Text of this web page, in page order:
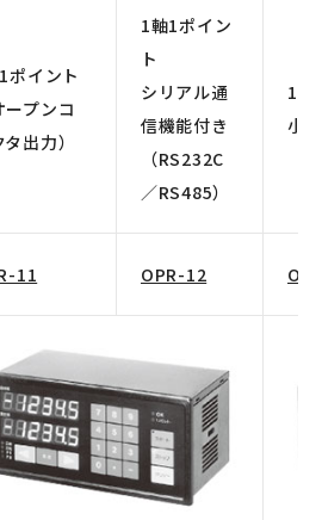
ポイント
ープンコ
タ出力）
1軸1ポイン
ト
シリアル通
信機能付き
（RS232C
／RS485）
1軸
小
11 OPR-12